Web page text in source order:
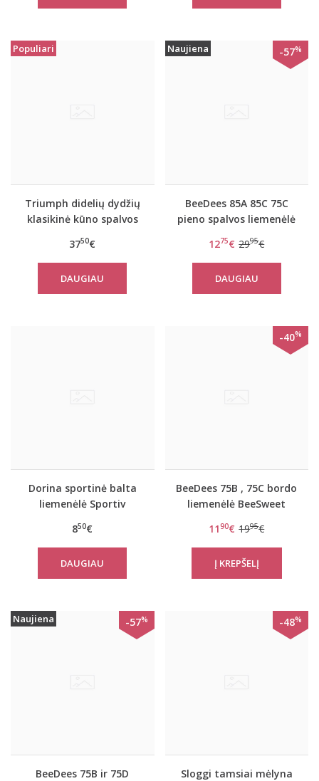
Populiari
Triumph didelių dydžių
klasikinė kūno spalvos
3750€
DAUGIAU
Naujiena -57%
BeeDees 85A 85C 75C
pieno spalvos liemenėlė
1275€ 2995€
DAUGIAU
Dorina sportinė balta
liemenėlė Sportiv
850€
DAUGIAU
-40%
BeeDees 75B , 75C bordo
liemenėlė BeeSweet
1190€ 1995€
Naujiena -57%
BeeDees 75B ir 75D
-48%
Sloggi tamsiai mėlyna